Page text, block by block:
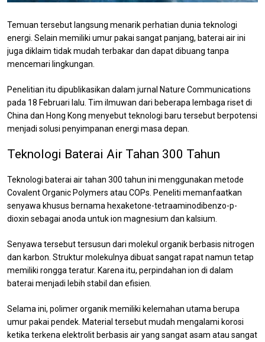
Temuan tersebut langsung menarik perhatian dunia teknologi
energi. Selain memiliki umur pakai sangat panjang, baterai air ini
juga diklaim tidak mudah terbakar dan dapat dibuang tanpa
mencemari lingkungan.
Penelitian itu dipublikasikan dalam jurnal Nature Communications
pada 18 Februari lalu. Tim ilmuwan dari beberapa lembaga riset di
China dan Hong Kong menyebut teknologi baru tersebut berpotensi
menjadi solusi penyimpanan energi masa depan.
Teknologi Baterai Air Tahan 300 Tahun
Teknologi baterai air tahan 300 tahun ini menggunakan metode
Covalent Organic Polymers atau COPs. Peneliti memanfaatkan
senyawa khusus bernama hexaketone-tetraaminodibenzo-p-
dioxin sebagai anoda untuk ion magnesium dan kalsium.
Senyawa tersebut tersusun dari molekul organik berbasis nitrogen
dan karbon. Struktur molekulnya dibuat sangat rapat namun tetap
memiliki rongga teratur. Karena itu, perpindahan ion di dalam
baterai menjadi lebih stabil dan efisien.
Selama ini, polimer organik memiliki kelemahan utama berupa
umur pakai pendek. Material tersebut mudah mengalami korosi
ketika terkena elektrolit berbasis air yang sangat asam atau sangat